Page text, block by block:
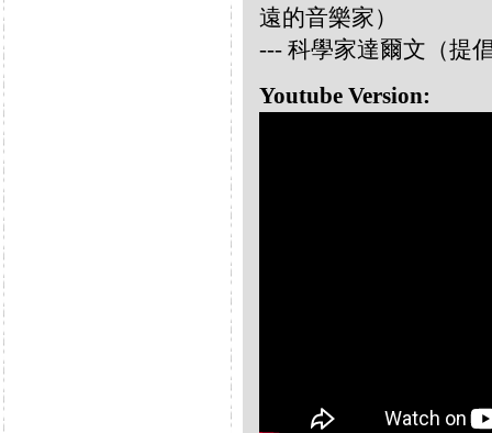
遠的音樂家）
--- 科學家達爾文（提
Youtube Version: